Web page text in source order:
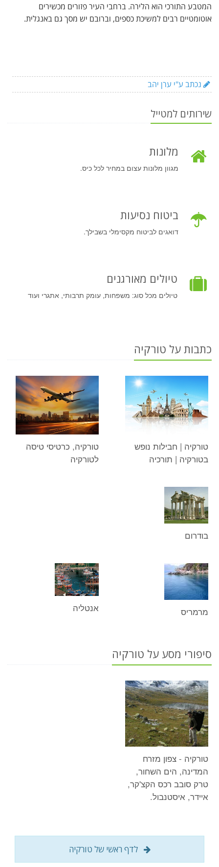
המטבע התורכי הוא הלירה. ברחבי העיר פזורים מכשירים
אוטומטיים רבים למשיכת כספים, וברובם יש מסך גם באנגלית.
נכתב ע"י ערן יהב
שירותים למטייל
מלונות
מגוון מלונות עצום במחיר לכל כיס.
ביטוח נסיעות
דואגים לביטוח מקסימלי בשבילך.
טיולים מאורגנים
טיולים מכל סוג: משפחות, עומק תרבותי, אתגרי ועוד
כתבות על טורקיה
טורקיה | חבילות נופש
בטורקיה | תורכיה
טורקיה, כרטיסי טיסה
לטורקיה
בודרום
מרמריס אנטליה
סיפורי מסע על טורקיה
טורקיה - צפון מזרח
המדינה, הים השחור,
טרק סובב רכס הקצ'קר,
איידר, איסטנבול.
לדף ראשי של טורקיה